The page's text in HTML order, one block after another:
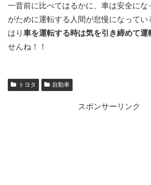
一昔前に比べてはるかに、車は安全にな
がために運転する人間が怠慢になってい
はり 車を運転する時は気を引き締めて運
せんね！！
トヨタ 自動車
スポンサーリンク